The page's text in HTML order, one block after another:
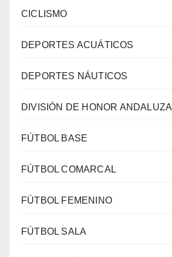
CICLISMO
DEPORTES ACUÁTICOS
DEPORTES NÁUTICOS
DIVISIÓN DE HONOR ANDALUZA
FÚTBOL BASE
FÚTBOL COMARCAL
FÚTBOL FEMENINO
FÚTBOL SALA